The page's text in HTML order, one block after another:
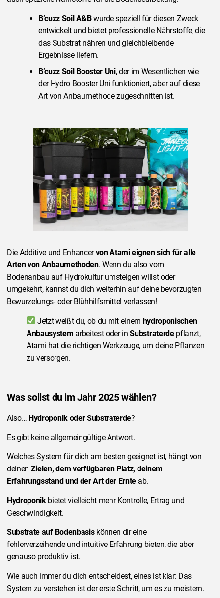
B’cuzz Soil A&Bwurde speziell für diesen Zweck
entwickelt und bietet professionelle Nährstoffe, die
das Substrat nähren und gleichbleibende
Ergebnisse liefern.
B’cuzz Soil Booster Uni, der im Wesentlichen wie
der Hydro Booster Uni funktioniert, aber auf diese
Art von Anbaumethode zugeschnitten ist.
Die Additive und Enhancervon Atami eignen sich für alle
Arten von Anbaumethoden. Wenn du also vom
Bodenanbau auf Hydrokultur umsteigen willst oder
umgekehrt, kannst du dich weiterhin auf deine bevorzugten
Bewurzelungs- oder Blühhilfsmittel verlassen!
Jetzt weißt du, ob du mit einem hydroponischen
Anbausystem arbeitest oder inSubstraterde pflanzt,
Atami hat die richtigen Werkzeuge, um deine Pflanzen
zu versorgen.
Was sollst du im Jahr 2025 wählen?
Also… Hydroponik oder Substraterde?
Es gibt keine allgemeingültige Antwort.
Welches System für dich am besten geeignet ist, hängt von
deinen Zielen, dem verfügbaren Platz, deinem
Erfahrungsstand und der Art der Ernte ab.
Hydroponikbietet vielleicht mehr Kontrolle, Ertrag und
Geschwindigkeit.
Substrate auf Bodenbasiskönnen dir eine
fehlerverzeihende und intuitive Erfahrung bieten, die aber
genauso produktiv ist.
Wie auch immer du dich entscheidest, eines ist klar: Das
System zu verstehen ist der erste Schritt, um es zu meistern.